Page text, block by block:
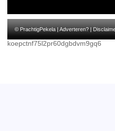
© PrachtigPekela |Adverteren?|
koepctnf75l2pr60dgbdvm9gq6